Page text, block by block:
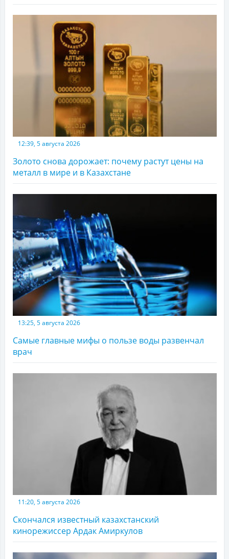
12:39, 5 августа 2026
Золото снова дорожает: почему растут цены на
металл в мире и в Казахстане
13:25, 5 августа 2026
Самые главные мифы о пользе воды развенчал
врач
11:20, 5 августа 2026
Скончался известный казахстанский
кинорежиссер Ардак Амиркулов